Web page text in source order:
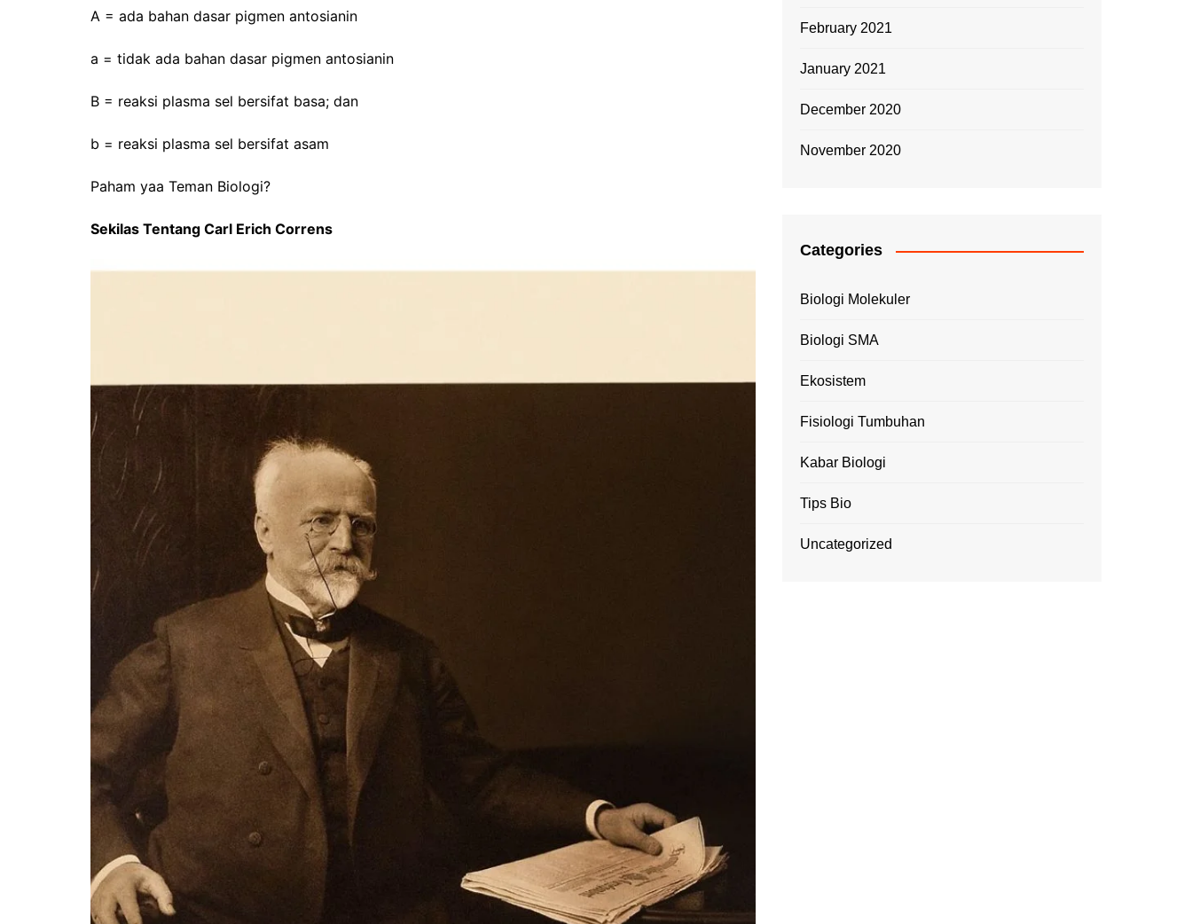
A = ada bahan dasar pigmen antosianin
a = tidak ada bahan dasar pigmen antosianin
B = reaksi plasma sel bersifat basa; dan
b = reaksi plasma sel bersifat asam
Paham yaa Teman Biologi?
Sekilas Tentang Carl Erich Correns
February 2021
January 2021
December 2020
November 2020
Categories
Biologi Molekuler
Biologi SMA
Ekosistem
Fisiologi Tumbuhan
Kabar Biologi
Tips Bio
Uncategorized